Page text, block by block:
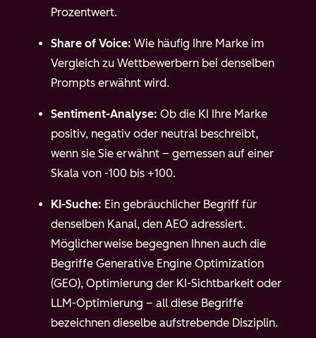
Prozentwert.
Share of Voice: Wie häufig Ihre Marke im
Vergleich zu Wettbewerbern bei denselben
Prompts erwähnt wird.
Sentiment-Analyse: Ob die KI Ihre Marke
positiv, negativ oder neutral beschreibt,
wenn sie Sie erwähnt – gemessen auf einer
Skala von -100 bis +100.
KI-Suche: Ein gebräuchlicher Begriff für
denselben Kanal, den AEO adressiert.
Möglicherweise begegnen Ihnen auch die
Begriffe Generative Engine Optimization
(GEO), Optimierung der KI-Sichtbarkeit oder
LLM-Optimierung – all diese Begriffe
bezeichnen dieselbe aufstrebende Disziplin.